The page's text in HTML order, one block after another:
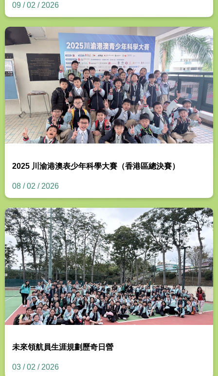
09 / 02 / 2026
2025 川渝港澳表少年科學大賽（香港區總決賽）
08 / 02 / 2026
未來領航員生涯規劃歷奇日營
03 / 02 / 2026